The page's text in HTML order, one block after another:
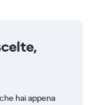
hai appena